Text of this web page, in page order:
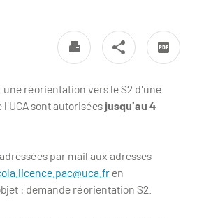
réorientation vers le S2 d'une
sont autorisées jusqu'au 4
par mail aux adresses
en
: demande réorientation S2.